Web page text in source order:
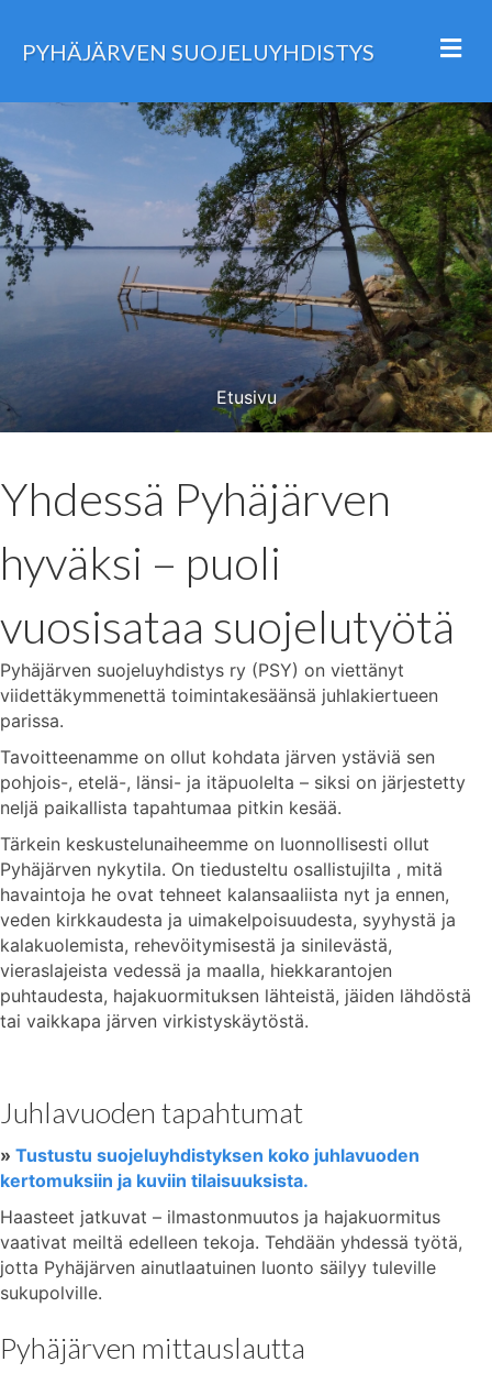
PYHÄJÄRVEN SUOJELUYHDISTYS
Etusivu
Yhdessä Pyhäjärven
hyväksi – puoli
vuosisataa suojelutyötä
Pyhäjärven suojeluyhdistys ry (PSY) on viettänyt
viidettäkymmenettä toimintakesäänsä juhlakiertueen
parissa.
Tavoitteenamme on ollut kohdata järven ystäviä sen
pohjois-, etelä-, länsi- ja itäpuolelta – siksi on järjestetty
neljä paikallista tapahtumaa pitkin kesää.
Tärkein keskustelunaiheemme on luonnollisesti ollut
Pyhäjärven nykytila. On tiedusteltu osallistujilta , mitä
havaintoja he ovat tehneet kalansaaliista nyt ja ennen,
veden kirkkaudesta ja uimakelpoisuudesta, syyhystä ja
kalakuolemista, rehevöitymisestä ja sinilevästä,
vieraslajeista vedessä ja maalla, hiekkarantojen
puhtaudesta, hajakuormituksen lähteistä, jäiden lähdöstä
tai vaikkapa järven virkistyskäytöstä.
Juhlavuoden tapahtumat
» Tustustu suojeluyhdistyksen koko juhlavuoden
kertomuksiin ja kuviin tilaisuuksista.
Haasteet jatkuvat – ilmastonmuutos ja hajakuormitus
vaativat meiltä edelleen tekoja. Tehdään yhdessä työtä,
jotta Pyhäjärven ainutlaatuinen luonto säilyy tuleville
sukupolville.
Pyhäjärven mittauslautta